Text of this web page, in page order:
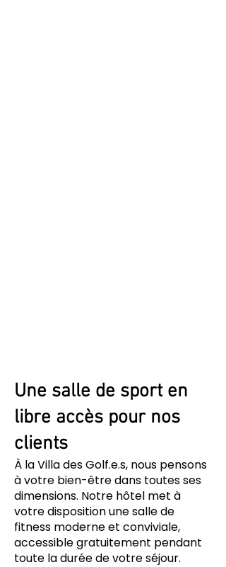
Une salle de sport en
libre accès pour nos
clients
À la Villa des Golf.e.s, nous pensons
à votre bien-être dans toutes ses
dimensions. Notre hôtel met à
votre disposition une salle de
fitness moderne et conviviale,
accessible gratuitement pendant
toute la durée de votre séjour.